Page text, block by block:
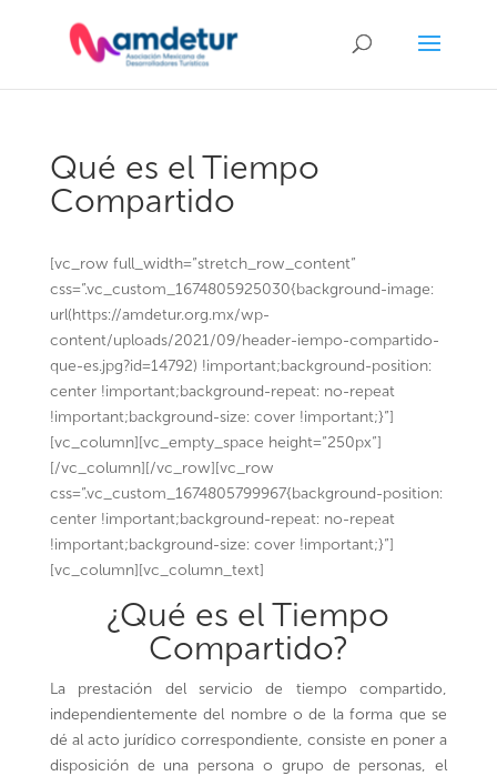
Qué es el Tiempo
Compartido
[vc_row full_width=”stretch_row_content”
css=”.vc_custom_1674805925030{background-image:
url(https://amdetur.org.mx/wp-
content/uploads/2021/09/header-iempo-compartido-
que-es.jpg?id=14792) !important;background-position:
center !important;background-repeat: no-repeat
!important;background-size: cover !important;}”]
[vc_column][vc_empty_space height=”250px”]
[/vc_column][/vc_row][vc_row
css=”.vc_custom_1674805799967{background-position:
center !important;background-repeat: no-repeat
!important;background-size: cover !important;}”]
[vc_column][vc_column_text]
¿Qué es el Tiempo
Compartido?
La prestación del servicio de tiempo compartido,
independientemente del nombre o de la forma que se
dé al acto jurídico correspondiente, consiste en poner a
disposición de una persona o grupo de personas, el